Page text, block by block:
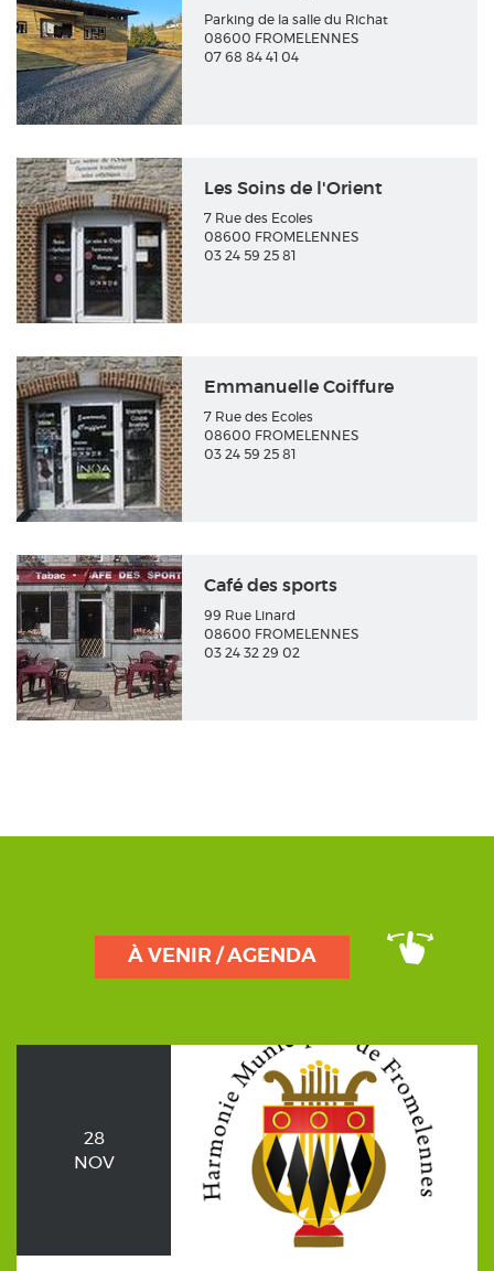
Parking de la salle du Richat
08600 FROMELENNES
07 68 84 41 04
Les Soins de l'Orient
7 Rue des Ecoles
08600 FROMELENNES
03 24 59 25 81
Emmanuelle Coiffure
7 Rue des Ecoles
08600 FROMELENNES
03 24 59 25 81
Café des sports
99 Rue Linard
08600 FROMELENNES
03 24 32 29 02
À VENIR / AGENDA
28
NOV